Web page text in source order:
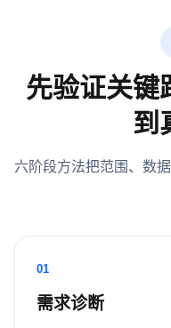
先验证关键
到
六阶段方法把范围、数
01
需求诊断